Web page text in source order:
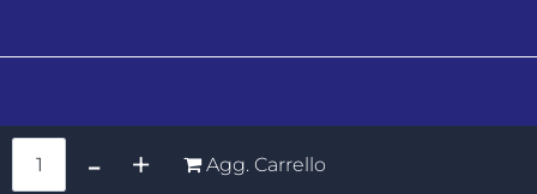
Agg. Carrello
Powered byPassepartout